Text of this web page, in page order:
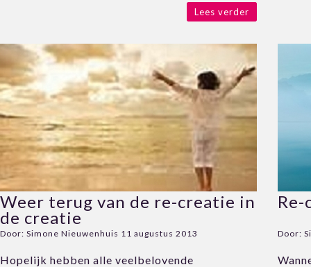
Lees verder
Weer terug van de re-creatie in
de creatie
Door: Simone Nieuwenhuis 11 augustus 2013
Hopelijk hebben alle veelbelovende
Door: